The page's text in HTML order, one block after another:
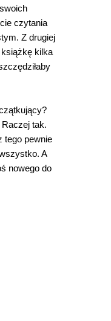
czytania
Z drugiej
kilka
tak.
tego pewnie
A
nowego do